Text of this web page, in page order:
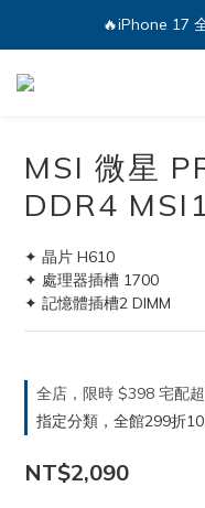
🔥iPhone 17
💕加入Q哥
🔥iPhone 17
MSI 微星
DDR4
✦ 晶片 H610
✦ 處理器插槽 1700
✦ 記憶體插槽2 DIMM
全店，限時 $398 宅配
指定分類，全館299折
NT$2,090